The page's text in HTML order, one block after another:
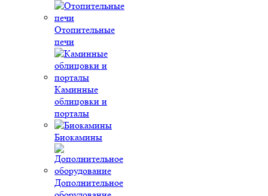
Отопительные
печи
Каминные
облицовки и
порталы
Биокамины
Дополнительное